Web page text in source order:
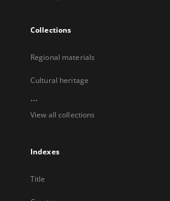
Collections
Regional materials
Cultural heritage
...
View all collections
Indexes
Title